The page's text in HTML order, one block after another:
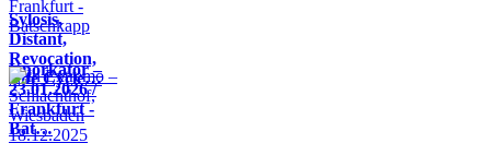
Sylosis,
Distant,
Revocation,
Life Cycle…
Knorkator –
23.01.2026 /
Frankfurt -
Bat…